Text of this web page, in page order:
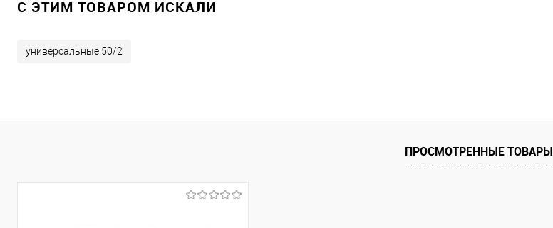
C ЭТИМ ТОВАРОМ ИСКАЛИ
универсальные 50/2
ПРОСМОТРЕННЫЕ ТОВАРЫ